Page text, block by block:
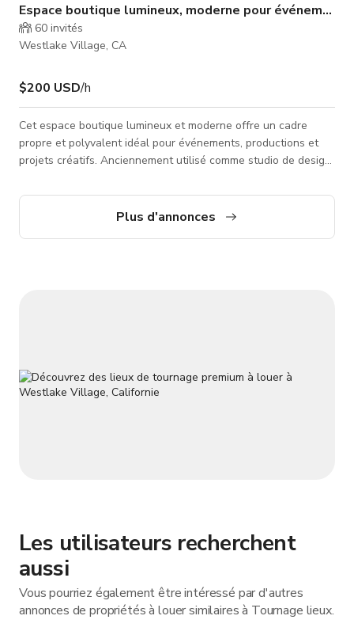
Espace boutique lumineux, moderne pour
60 invités
Westlake Village, CA
$200 USD/h
Cet espace boutique lumineux et moderne offre un cadre
propre et polyvalent idéal pour événements, productions et
projets créatifs. Anciennement utilisé comme studio de design,
lustres en cristal et de grandes fenêtres qui remplissent la
pièce de lumière naturelle. L'esthétique neutre permet dePlus d'annonces
Les utilisateurs recherchent
aussi
Vous pourriez également être intéressé par d'autres
annonces de propriétés à louer similaires à Tournage lieux.